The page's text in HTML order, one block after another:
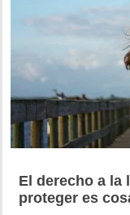
El derecho a la
proteger es